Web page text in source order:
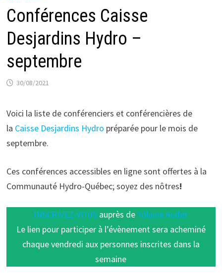
Conférences Caisse
Desjardins Hydro –
septembre
30/08/2021
Voici la liste de conférenciers et conférencières de
la Caisse Desjardins Hydro préparée pour le mois de
septembre.
Ces conférences accessibles en ligne sont offertes à la
Communauté Hydro-Québec; soyez des nôtres!
INSCRIVEZ-VOUS auprès deYolaine Audet
Le lien pour participer à l’évènement sera acheminé
chaque vendredi aux personnes inscrites dans la
semaine